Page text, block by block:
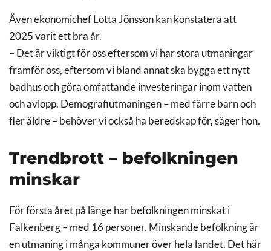
Även ekonomichef Lotta Jönsson kan konstatera att
2025 varit ett bra år.
– Det är viktigt för oss eftersom vi har stora utmaningar
framför oss, eftersom vi bland annat ska bygga ett nytt
badhus och göra omfattande investeringar inom vatten
och avlopp. Demografiutmaningen – med färre barn och
fler äldre – behöver vi också ha beredskap för, säger hon.
Trendbrott – befolkningen
minskar
För första året på länge har befolkningen minskat i
Falkenberg – med 16 personer. Minskande befolkning är
en utmaning i många kommuner över hela landet. Det här